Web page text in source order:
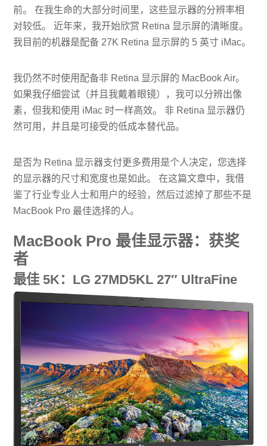
前。 在我生命的大部分时间里，这些显示器的分辨率相
对较低。 近年来，我开始欣赏 Retina 显示屏的清晰度。
我目前的机器是配备 27K Retina 显示屏的 5 英寸 iMac。
我仍然不时使用配备非 Retina 显示屏的 MacBook Air。
如果我仔细尝试（并且我戴着眼镜），我可以分辨出像
素，但我和使用 iMac 时一样高效。 非 Retina 显示器仍
然可用，并且是可接受的低成本替代品。
是否为 Retina 显示器支付更多费用是个人决定，您选择
的显示器的尺寸和宽度也是如此。 在这篇文章中，我借
鉴了行业专业人士和用户的经验，然后过滤掉了那些不是
MacBook Pro 最佳选择的人。
MacBook Pro 最佳显示器：获奖
者
最佳 5K：LG 27MD5KL 27″ UltraFine